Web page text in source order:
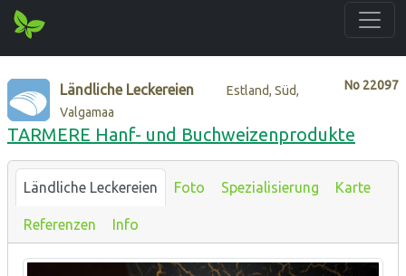
No 22097
Ländliche Leckereien
Estland, Süd,
Valgamaa
TARMERE Hanf- und Buchweizenprodukte
Ländliche Leckereien Foto Spezialisierung Karte
Referenzen Info